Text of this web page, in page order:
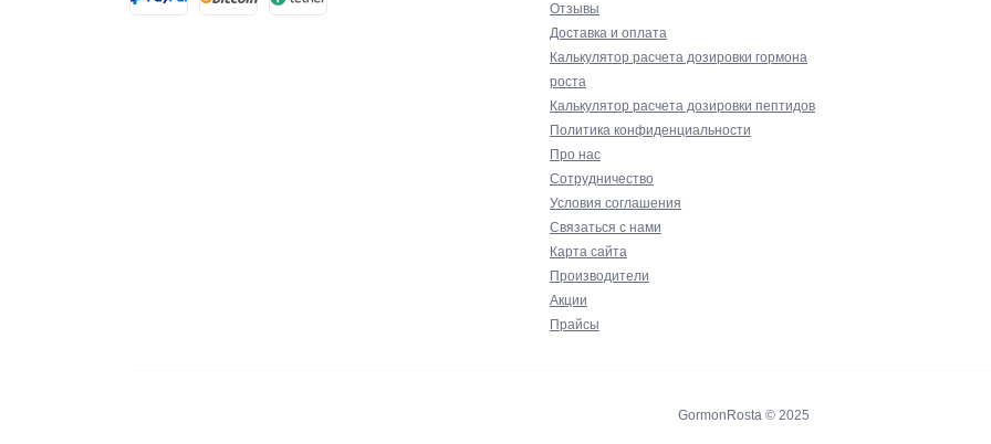
Отзывы
Доставка и оплата
Калькулятор расчета дозировки гормона
роста
Калькулятор расчета дозировки пептидов
Политика конфиденциальности
Про нас
Сотрудничество
Условия соглашения
Связаться с нами
Карта сайта
Производители
Акции
Прайсы
GormonRosta © 2025